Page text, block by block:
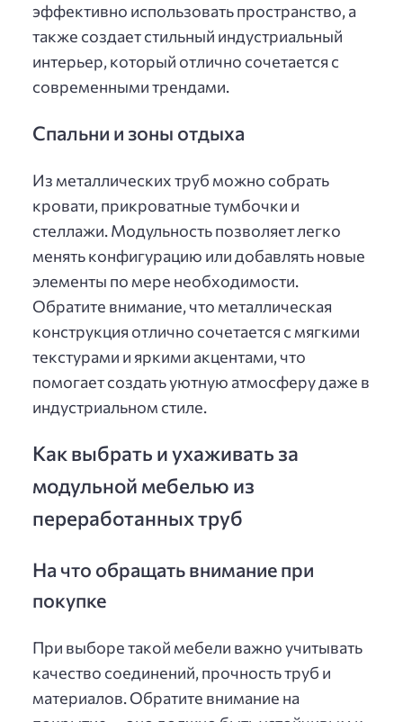
эффективно использовать пространство, а
также создает стильный индустриальный
интерьер, который отлично сочетается с
современными трендами.
Спальни и зоны отдыха
Из металлических труб можно собрать
кровати, прикроватные тумбочки и
стеллажи. Модульность позволяет легко
менять конфигурацию или добавлять новые
элементы по мере необходимости.
Обратите внимание, что металлическая
конструкция отлично сочетается с мягкими
текстурами и яркими акцентами, что
помогает создать уютную атмосферу даже в
индустриальном стиле.
Как выбрать и ухаживать за
модульной мебелью из
переработанных труб
На что обращать внимание при
покупке
При выборе такой мебели важно учитывать
качество соединений, прочность труб и
материалов. Обратите внимание на